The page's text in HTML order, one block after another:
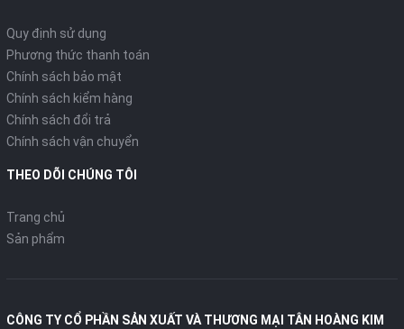
Quy định sử dụng
Phương thức thanh toán
Chính sách bảo mật
Chính sách kiểm hàng
Chính sách đổi trả
Chính sách vận chuyển
THEO DÕI CHÚNG TÔI
Trang chủ
Sản phẩm
CÔNG TY CỔ PHẦN SẢN XUẤT VÀ THƯƠNG MẠI TÂN HOÀNG KIM